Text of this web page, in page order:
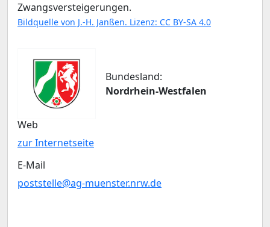
Zwangsversteigerungen.
Bildquelle von J.-H. Janßen. Lizenz: CC BY-SA 4.0
Bundesland:
Nordrhein-Westfalen
Web
zur Internetseite
E-Mail
poststelle@ag-muenster.nrw.de